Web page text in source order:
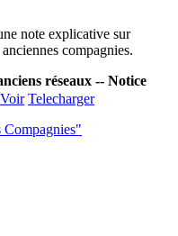
note explicative sur
compagnies.
réseaux -- Notice
Voir Telecharger